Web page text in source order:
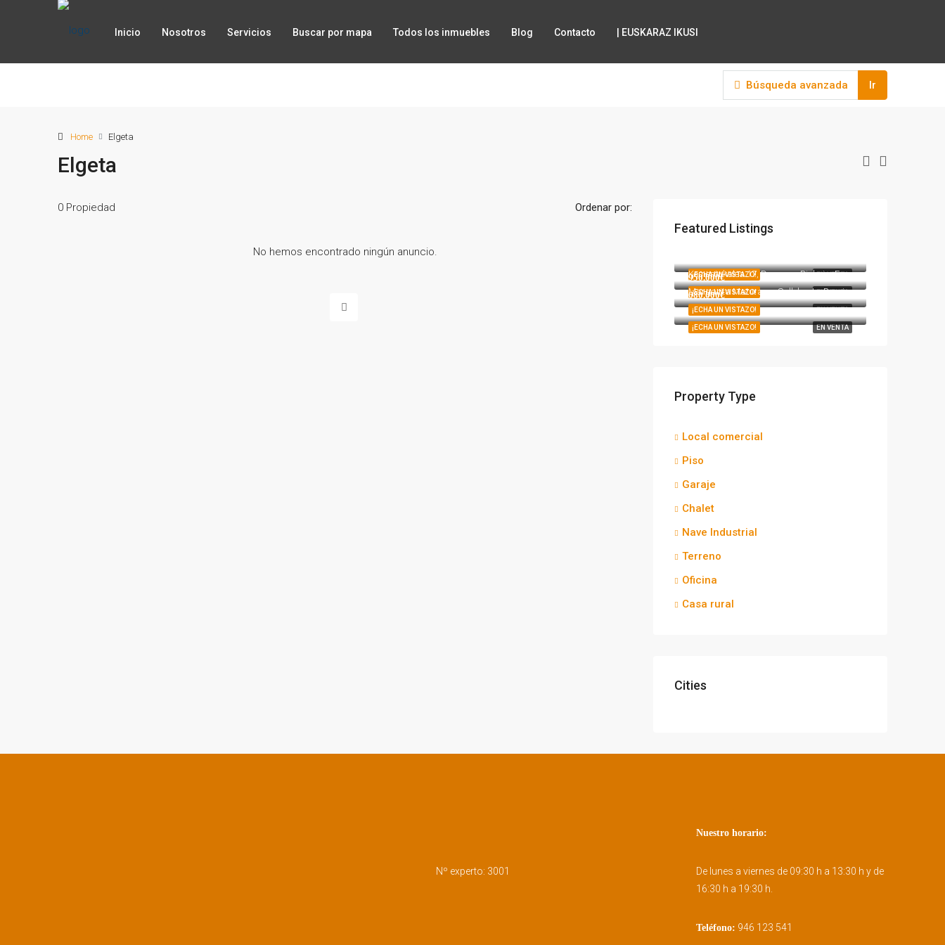
Inicio Nosotros Servicios Buscar por mapa Todos los inmuebles Blog Contacto | EUSKARAZ IKUSI
Búsqueda avanzada Ir
Home Elgeta
Elgeta
0 Propiedad Ordenar por:
No hemos encontrado ningún anuncio.
Featured Listings
EN VENTA
¡ECHA UN VISTAZO!
EN VENTA
¡ECHA UN VISTAZO!
Komentukalea 17, Durango, Bizkaia, Euskadi, 48200, España
EN VENTA
¡ECHA UN VISTAZO!
950.000€
Margarita Maturana, Sallobente, Besoita, Berriz, Bizkaia, Euskadi, 48240, España
EN VENTA
¡ECHA UN VISTAZO!
680.000€
Property Type
Local comercial
Piso
Garaje
Chalet
Nave Industrial
Terreno
Oficina
Casa rural
Cities
Nº experto: 3001
Nuestro horario:
De lunes a viernes de 09:30 h a 13:30 h y de
16:30 h a 19:30 h.
Teléfono: 946 123 541